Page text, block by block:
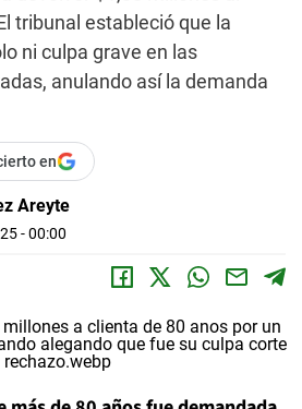
tribunal estableció que la
ni culpa grave en las
anulando así la demanda
en
Areyte
- 00:00